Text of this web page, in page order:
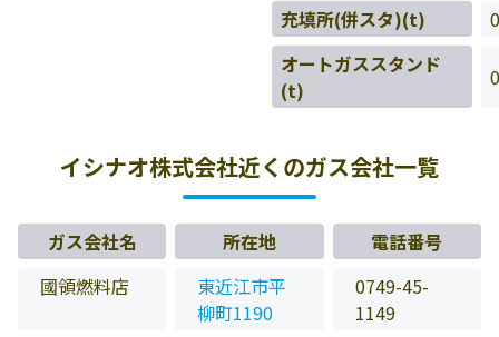
充填所(併スタ)(t)
0
オートガススタンド
(t)
0
イシナオ株式会社近くのガス会社一覧
ガス会社名 所在地
電話番号
國領燃料店
東近江市平
柳町1190
0749-45-
1149